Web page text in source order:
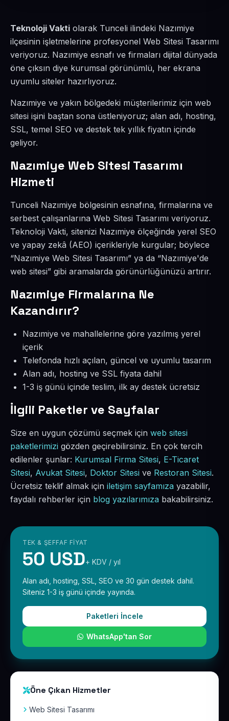
Teknoloji Vakti olarak Tunceli ilindeki Nazımiye
ilçesinin işletmelerine profesyonel Web Sitesi Tasarımı
veriyoruz. Nazımiye esnafı ve firmaları dijital dünyada
öne çıksın diye kurumsal görünümlü, her ekrana
uyumlu siteler hazırlıyoruz.
Nazımiye ve yakın bölgedeki müşterilerimiz için web
sitesi işini baştan sona üstleniyoruz; alan adı, hosting,
SSL, temel SEO ve destek tek yıllık fiyatın içinde
geliyor.
Nazımiye Web Sitesi Tasarımı
Hizmeti
Tunceli Nazımiye bölgesinin esnafına, firmalarına ve
serbest çalışanlarına Web Sitesi Tasarımı veriyoruz.
Teknoloji Vakti, sitenizi Nazımiye ölçeğinde yerel SEO
ve yapay zekâ (AEO) içerikleriyle kurgular; böylece
“Nazımiye Web Sitesi Tasarımı” ya da “Nazımiye'de
web sitesi” gibi aramalarda görünürlüğünüzü artırır.
Nazımiye Firmalarına Ne
Kazandırır?
Nazımiye ve mahallelerine göre yazılmış yerel
içerik
Telefonda hızlı açılan, güncel ve uyumlu tasarım
Alan adı, hosting ve SSL fiyata dahil
1-3 iş günü içinde teslim, ilk ay destek ücretsiz
İlgili Paketler ve Sayfalar
Size en uygun çözümü seçmek için web sitesi
paketlerimizi gözden geçirebilirsiniz. En çok tercih
edilenler şunlar: Kurumsal Firma Sitesi, E-Ticaret
Sitesi, Avukat Sitesi, Doktor Sitesi ve Restoran Sitesi.
Ücretsiz teklif almak için iletişim sayfamıza yazabilir,
faydalı rehberler için blog yazılarımıza bakabilirsiniz.
TEK & ŞEFFAF FIYAT
50 USD+ KDV / yıl
Alan adı, hosting, SSL, SEO ve 30 gün destek dahil.
Siteniz 1-3 iş günü içinde yayında.
Paketleri İncele
WhatsApp'tan Sor
Öne Çıkan Hizmetler
Web Sitesi Tasarımı